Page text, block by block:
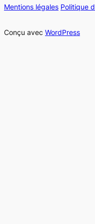
Mentions légales Politique
Conçu avec WordPress